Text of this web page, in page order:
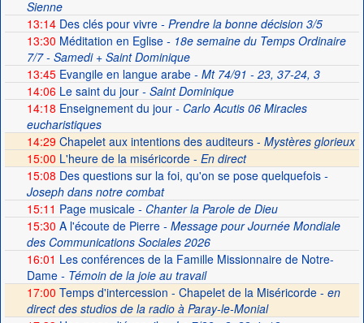
Sienne
13:14Des clés pour vivre- Prendre la bonne décision 3/5
13:30 Méditation en Eglise- 18e semaine du Temps Ordinaire
7/7 - Samedi + Saint Dominique
13:45Evangile en langue arabe- Mt 74/91 - 23, 37-24, 3
14:06Le saint du jour- Saint Dominique
14:18 Enseignement du jour- Carlo Acutis 06 Miracles
eucharistiques
14:29 Chapelet aux intentions des auditeurs - Mystères glorieux
15:00 L'heure de la miséricorde - En direct
15:08 Des questions sur la foi, qu'on se pose quelquefois-
Joseph dans notre combat
15:11 Page musicale- Chanter la Parole de Dieu
15:30 A l'écoute de Pierre- Message pour Journée Mondiale
des Communications Sociales 2026
16:01 Les conférences de la Famille Missionnaire de Notre-
Dame- Témoin de la joie au travail
17:00 Temps d'intercession - Chapelet de la Miséricorde - en
direct des studios de la radio à Paray-le-Monial